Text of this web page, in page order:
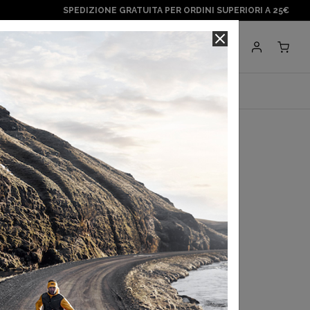
SPEDIZIONE GRATUITA PER ORDINI SUPERIORI A 25€
BRANDS
Short 5'' LongBrief
€
ultimi 30 gg:48,00 €
conKlarna.Scopri di più
in 3 rate conScalapay Scopri di più